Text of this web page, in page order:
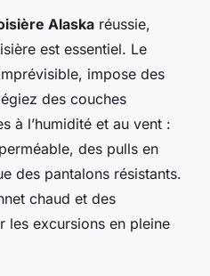
Alaska réussie,
est essentiel. Le
impose des
des couches
à l’humidité et au vent :
des pulls en
des pantalons résistants.
chaud et des
les excursions en pleine